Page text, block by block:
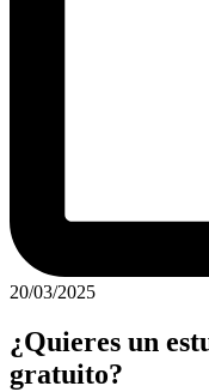
20/03/2025
¿Quieres un
gratuito?